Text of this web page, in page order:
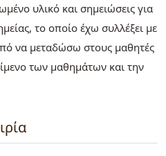
υλικό και σημειώσεις για
το οποίο έχω συλλέξει με
να μεταδώσω στους μαθητές
των μαθημάτων και την